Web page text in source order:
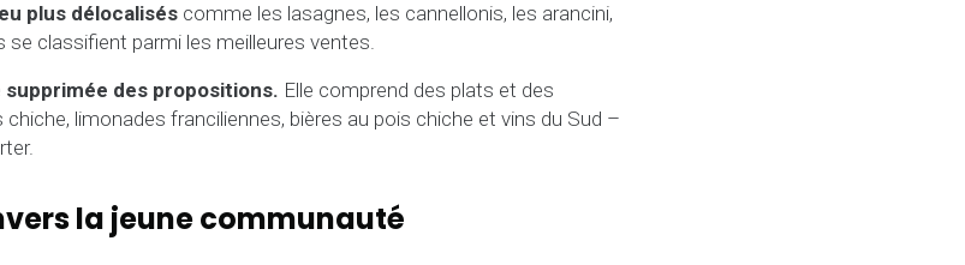
plus délocalisés comme les lasagnes, les cannellonis, les arancini,
classifient parmi les meilleures ventes.
supprimée des propositions. Elle comprend des plats et des
limonades franciliennes, bières au pois chiche et vins du Sud –
la jeune communauté